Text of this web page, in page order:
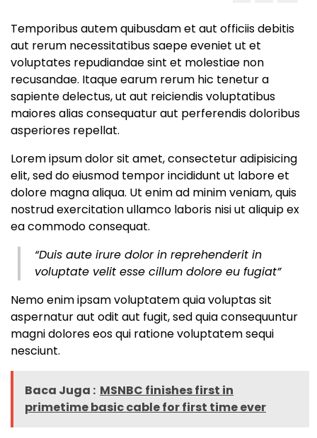
Temporibus autem quibusdam et aut officiis debitis
aut rerum necessitatibus saepe eveniet ut et
voluptates repudiandae sint et molestiae non
recusandae. Itaque earum rerum hic tenetur a
sapiente delectus, ut aut reiciendis voluptatibus
maiores alias consequatur aut perferendis doloribus
asperiores repellat.
Lorem ipsum dolor sit amet, consectetur adipisicing
elit, sed do eiusmod tempor incididunt ut labore et
dolore magna aliqua. Ut enim ad minim veniam, quis
nostrud exercitation ullamco laboris nisi ut aliquip ex
ea commodo consequat.
“Duis aute irure dolor in reprehenderit in
voluptate velit esse cillum dolore eu fugiat”
Nemo enim ipsam voluptatem quia voluptas sit
aspernatur aut odit aut fugit, sed quia consequuntur
magni dolores eos qui ratione voluptatem sequi
nesciunt.
Baca Juga : MSNBC finishes first in
primetime basic cable for first time ever